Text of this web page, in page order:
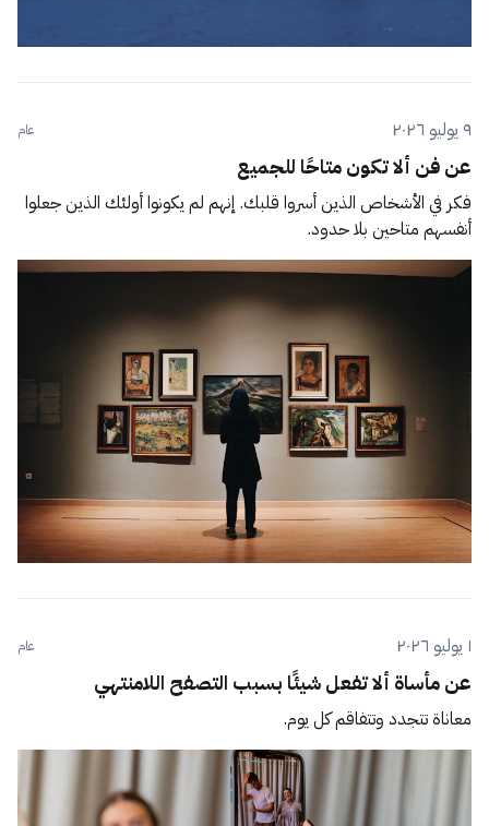
٩ يوليو ٢٠٢٦ عام
عن فن ألا تكون متاحًا للجميع
فكر في الأشخاص الذين أسروا قلبك. إنهم لم يكونوا أولئك الذين جعلوا
أنفسهم متاحين بلا حدود.
١ يوليو ٢٠٢٦ عام
عن مأساة ألا تفعل شيئًا بسبب التصفح اللامنتهي
معاناة تتجدد وتتفاقم كل يوم.